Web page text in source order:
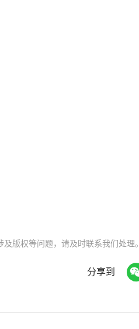
版权等问题，请及时联系我们处理。
分享到